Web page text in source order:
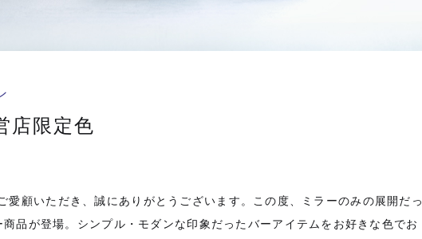
店限定色
愛顧いただき、誠にありがとうございます。この度、ミラーのみの展開だっ
品が登場。シンプル・モダンな印象だったバーアイテムをお好きな色でお